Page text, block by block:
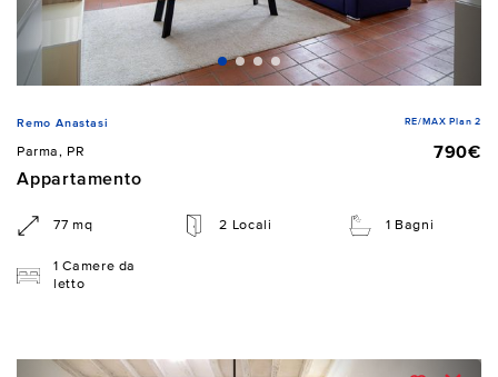
Remo Anastasi RE/MAX Plan 2
Parma, PR
790€
Appartamento
77 mq 2 Locali 1 Bagni
1 Camere da
letto